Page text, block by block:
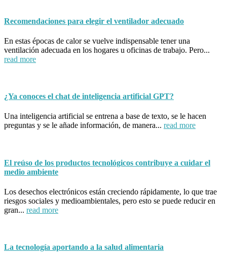
Recomendaciones para elegir el ventilador adecuado
En estas épocas de calor se vuelve indispensable tener una
ventilación adecuada en los hogares u oficinas de trabajo. Pero...
read more
¿Ya conoces el chat de inteligencia artificial GPT?
Una inteligencia artificial se entrena a base de texto, se le hacen
preguntas y se le añade información, de manera... read more
El reúso de los productos tecnológicos contribuye a cuidar el
medio ambiente
Los desechos electrónicos están creciendo rápidamente, lo que trae
riesgos sociales y medioambientales, pero esto se puede reducir en
gran... read more
La tecnología aportando a la salud alimentaria